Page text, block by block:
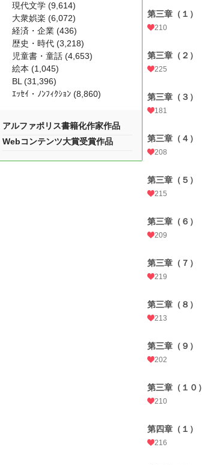
第三章（１）
210
第三章（２）
225
第三章（３）
181
第三章（４）
208
第三章（５）
215
第三章（６）
209
第三章（７）
219
第三章（８）
213
第三章（９）
202
第三章（１０）
210
第四章（１）
216
現代文学 (9,614)
大衆娯楽 (6,072)
経済・企業 (436)
歴史・時代 (3,218)
児童書・童話 (4,653)
絵本 (1,045)
BL (31,396)
ｴｯｾｲ・ﾉﾝﾌｨｸｼｮﾝ (8,860)
アルファポリス書籍化作家作品
Webコンテンツ大賞受賞作品